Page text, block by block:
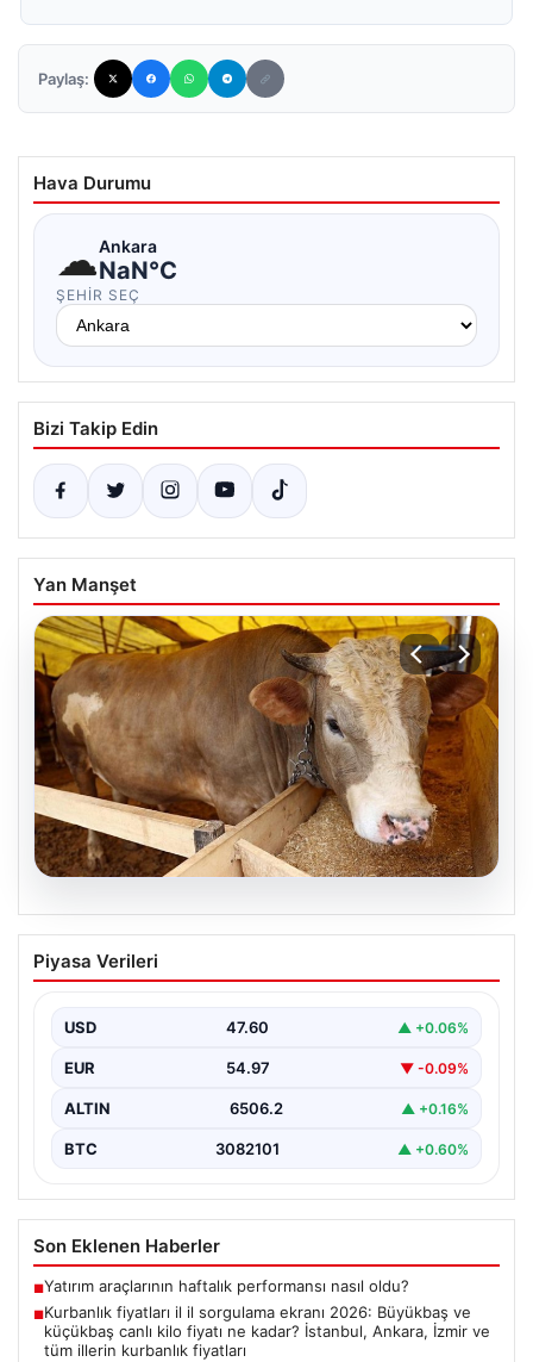
Paylaş:
Hava Durumu
☁Ankara
NaN°C
ŞEHIR SEÇ
Bizi Takip Edin
Yan Manşet
06.08.2026
Kurbanlık fiyatları il il sorgulama ekranı
2026: Büyükbaş ve küçükbaş canlı kilo
ve tüm illerin kurbanlık fiyatları
2026 Kurban Bayramı öncesinde en çok merak edilen
konulardan biri olan kurbanlık fiyatları netleşmeye…
Piyasa Verileri
USD 47.60 ▲ +0.06%
EUR 54.97 ▼ -0.09%
ALTIN 6506.2 ▲ +0.16%
BTC 3082101 ▲ +0.60%
Son Eklenen Haberler
■Yatırım araçlarının haftalık performansı nasıl oldu?
■Kurbanlık fiyatları il il sorgulama ekranı 2026: Büyükbaş ve
küçükbaş canlı kilo fiyatı ne kadar? İstanbul, Ankara, İzmir ve
tüm illerin kurbanlık fiyatları